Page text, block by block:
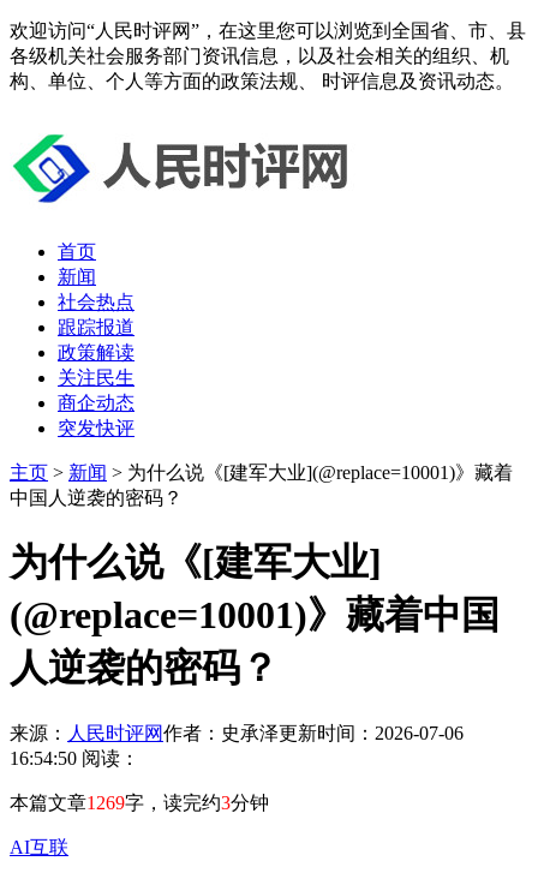
欢迎访问“人民时评网”，在这里您可以浏览到全国省、市、县
各级机关社会服务部门资讯信息，以及社会相关的组织、机
构、单位、个人等方面的政策法规、 时评信息及资讯动态。
首页
新闻
社会热点
跟踪报道
政策解读
关注民生
商企动态
突发快评
主页 > 新闻 > 为什么说《[建军大业](@replace=10001)》藏着
中国人逆袭的密码？
为什么说《[建军大业]
(@replace=10001)》藏着中国
人逆袭的密码？
来源： 人民时评网作者：史承泽更新时间：2026-07-06
16:54:50 阅读：
本篇文章1269字，读完约3分钟
AI互联